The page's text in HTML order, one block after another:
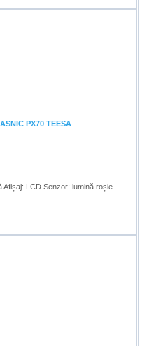
PX70 TEESA
LCD Senzor: lumină roșie